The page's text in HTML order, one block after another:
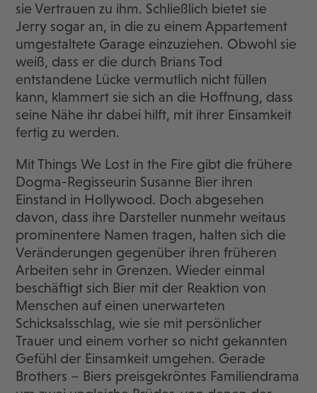
sie Vertrauen zu ihm. Schließlich bietet sie
Jerry sogar an, in die zu einem Appartement
umgestaltete Garage einzuziehen. Obwohl sie
weiß, dass er die durch Brians Tod
entstandene Lücke vermutlich nicht füllen
kann, klammert sie sich an die Hoffnung, dass
seine Nähe ihr dabei hilft, mit ihrer Einsamkeit
fertig zu werden.
Mit Things We Lost in the Fire gibt die frühere
Dogma-Regisseurin Susanne Bier ihren
Einstand in Hollywood. Doch abgesehen
davon, dass ihre Darsteller nunmehr weitaus
prominentere Namen tragen, halten sich die
Veränderungen gegenüber ihren früheren
Arbeiten sehr in Grenzen. Wieder einmal
beschäftigt sich Bier mit der Reaktion von
Menschen auf einen unerwarteten
Schicksalsschlag, wie sie mit persönlicher
Trauer und einem vorher so nicht gekannten
Gefühl der Einsamkeit umgehen. Gerade
Brothers – Biers preisgekröntes Familiendrama